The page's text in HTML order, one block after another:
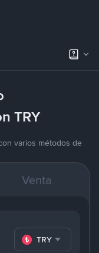
TRY
varios métodos de
Venta
TRY